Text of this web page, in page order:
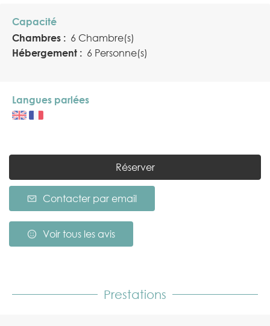
Capacité
Chambres : 6 Chambre(s)
Hébergement : 6 Personne(s)
Langues parlées
Réserver
Contacter par email
Voir tous les avis
Prestations